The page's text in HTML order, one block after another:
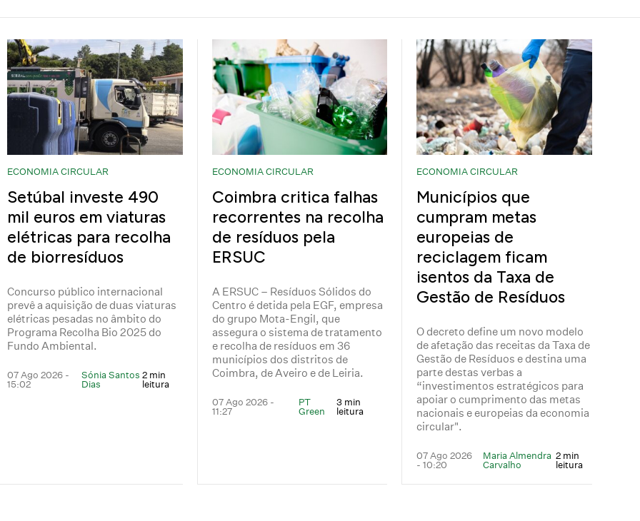
ECONOMIA CIRCULAR
Setúbal investe 490
mil euros em viaturas
elétricas para recolha
de biorresíduos
Concurso público internacional
prevê a aquisição de duas viaturas
elétricas pesadas no âmbito do
Programa Recolha Bio 2025 do
Fundo Ambiental.
07 Ago 2026 -
15:02
Sónia Santos
Dias
2 min
leitura
ECONOMIA CIRCULAR
Coimbra critica falhas
recorrentes na recolha
de resíduos pela
ERSUC
A ERSUC – Resíduos Sólidos do
Centro é detida pela EGF, empresa
do grupo Mota-Engil, que
assegura o sistema de tratamento
e recolha de resíduos em 36
municípios dos distritos de
Coimbra, de Aveiro e de Leiria.
07 Ago 2026 -
11:27
PT
Green
3 min
leitura
ECONOMIA CIRCULAR
Municípios que
cumpram metas
europeias de
reciclagem ficam
isentos da Taxa de
Gestão de Resíduos
O decreto define um novo modelo
de afetação das receitas da Taxa de
Gestão de Resíduos e destina uma
parte destas verbas a
“investimentos estratégicos para
apoiar o cumprimento das metas
nacionais e europeias da economia
circular".
07 Ago 2026
- 10:20
Maria Almendra
Carvalho
2 min
leitura